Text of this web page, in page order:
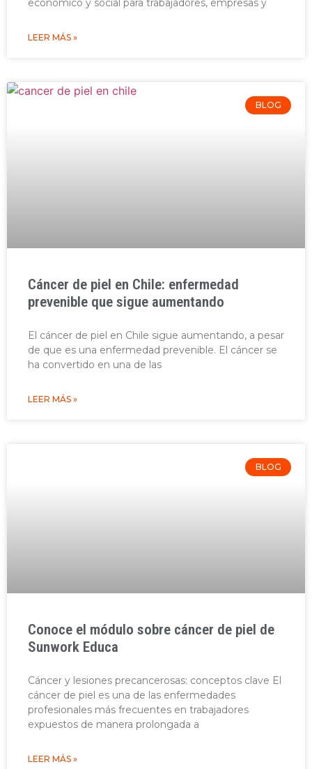
económico y social para trabajadores, empresas y
LEER MÁS »
BLOG
Cáncer de piel en Chile: enfermedad
prevenible que sigue aumentando
El cáncer de piel en Chile sigue aumentando, a pesar
de que es una enfermedad prevenible. El cáncer se
ha convertido en una de las
LEER MÁS »
BLOG
Conoce el módulo sobre cáncer de piel de
Sunwork Educa
Cáncer y lesiones precancerosas: conceptos clave El
cáncer de piel es una de las enfermedades
profesionales más frecuentes en trabajadores
expuestos de manera prolongada a
LEER MÁS »